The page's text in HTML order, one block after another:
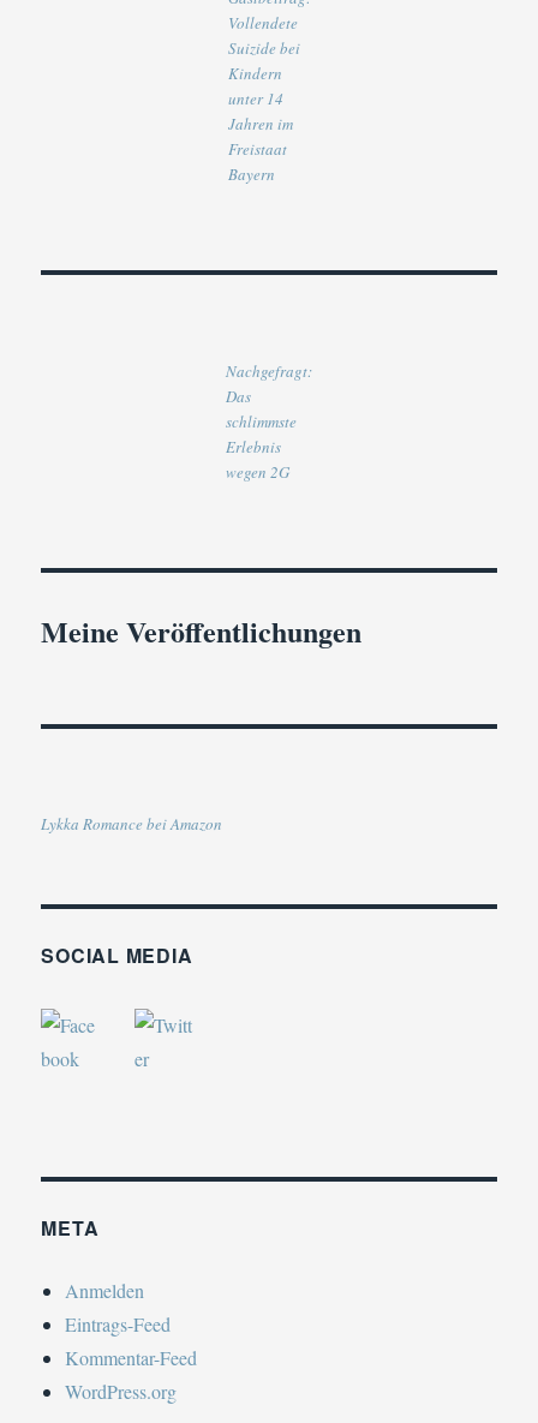
Vollendete
Suizide bei
Kindern
unter 14
Jahren im
Freistaat
Bayern
Nachgefragt:
Das
schlimmste
Erlebnis
wegen 2G
Meine Veröffentlichungen
Lykka Romance bei Amazon
SOCIAL MEDIA
META
Anmelden
Eintrags-Feed
Kommentar-Feed
WordPress.org